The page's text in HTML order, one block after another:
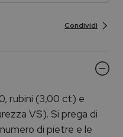
Condividi
rubini (3,00 ct) e
VS). Si prega di
di pietre e le